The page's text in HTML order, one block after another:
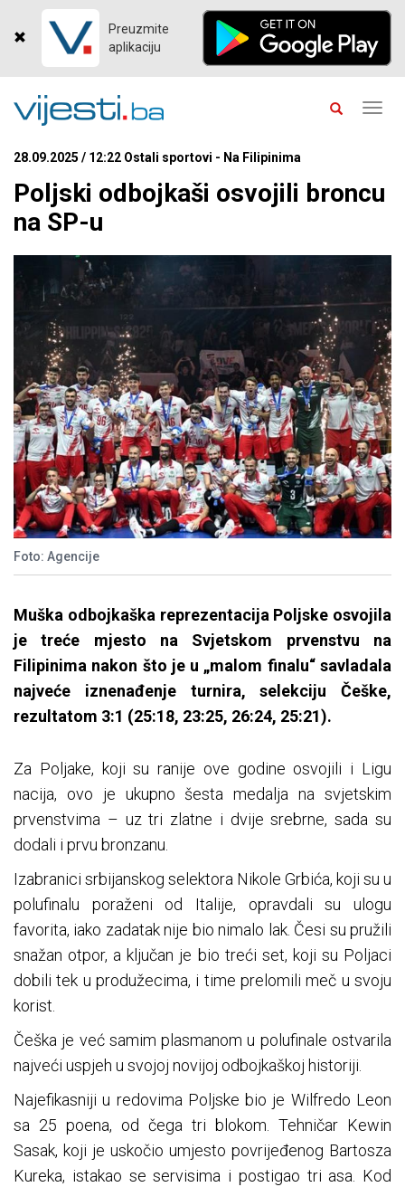
Preuzmite
aplikaciju
28.09.2025 / 12:22 Ostali sportovi - Na Filipinima
Poljski odbojkaši osvojili broncu
na SP-u
Foto: Agencije
Muška odbojkaška reprezentacija Poljske osvojila
je treće mjesto na Svjetskom prvenstvu na
Filipinima nakon što je u „malom finalu“ savladala
najveće iznenađenje turnira, selekciju Češke,
rezultatom 3:1 (25:18, 23:25, 26:24, 25:21).
Za Poljake, koji su ranije ove godine osvojili i Ligu
nacija, ovo je ukupno šesta medalja na svjetskim
prvenstvima – uz tri zlatne i dvije srebrne, sada su
dodali i prvu bronzanu.
Izabranici srbijanskog selektora Nikole Grbića, koji su u
polufinalu poraženi od Italije, opravdali su ulogu
favorita, iako zadatak nije bio nimalo lak. Česi su pružili
snažan otpor, a ključan je bio treći set, koji su Poljaci
dobili tek u produžecima, i time prelomili meč u svoju
korist.
Češka je već samim plasmanom u polufinale ostvarila
najveći uspjeh u svojoj novijoj odbojkaškoj historiji.
Najefikasniji u redovima Poljske bio je Wilfredo Leon
sa 25 poena, od čega tri blokom. Tehničar Kewin
Sasak, koji je uskočio umjesto povrijeđenog Bartosza
Kureka, istakao se servisima i postigao tri asa. Kod